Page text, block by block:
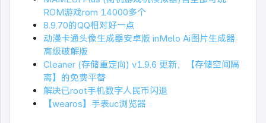
ROM游戏rom 14000多个
8.9.70的QQ相对好一点
动漫卡通头像生成器安卓版 inMelo Ai图片生成器
高级破解版
Cleaner (存储重定向) v1.9.6 更新，【存储空间隔
离】的免费平替
解决已root手机数字人民币闪退
【wearos】手表uc浏览器